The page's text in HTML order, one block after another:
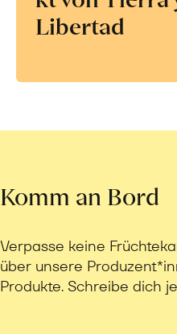
Libertad
Komm an Bord
Verpasse keine
über unsere
Produkte. Schreibe dich